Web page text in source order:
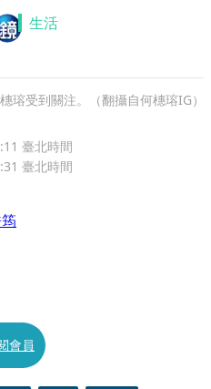
生活
瑢受到關注。（翻攝自何橞瑢IG）
臺北時間
臺北時間
會員